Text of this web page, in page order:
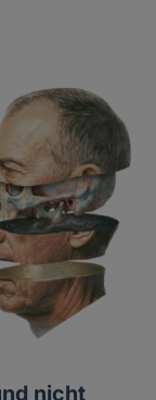
nicht